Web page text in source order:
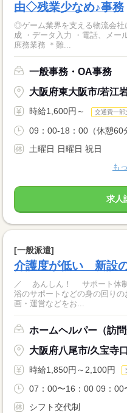
由◇残業少なめ♪事務
◎ゲーム業界を支える物流会社にて
成 ・データ入力 ・電話、メー
庶務業務 ＊難...
一般事務・OA事務
大阪府東大阪市/若江
時給1,600円～ 交通費一部
09：00-18：00（休憩60
土曜日 日曜日 祝日
も
求人
[一般派遣]
介護度が低い 新設
／ あんしん！ サポート体制充実！ ＼ 介護施設
浴のサポートなどの身の回り
画・運営などをお...
ホームヘルパー（訪問
大阪府八尾市/久宝寺
時給1,850円～2,100円
07：00〜16：00 09：00
シフト交代制